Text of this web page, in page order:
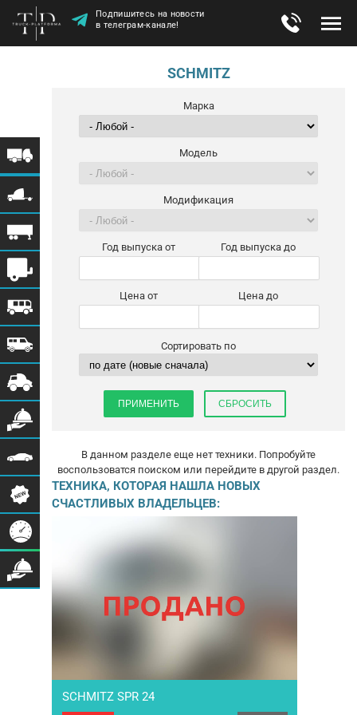
Подпишитесь на новости
в телеграм-канале!
SCHMITZ
Марка
Модель
Модификация
Год выпуска от Год выпуска до
Цена от Цена до
Сортировать по
В данном разделе еще нет техники. Попробуйте
воспользоватся поиском или перейдите в другой раздел.
ТЕХНИКА, КОТОРАЯ НАШЛА НОВЫХ
СЧАСТЛИВЫХ ВЛАДЕЛЬЦЕВ:
SCHMITZ SPR 24